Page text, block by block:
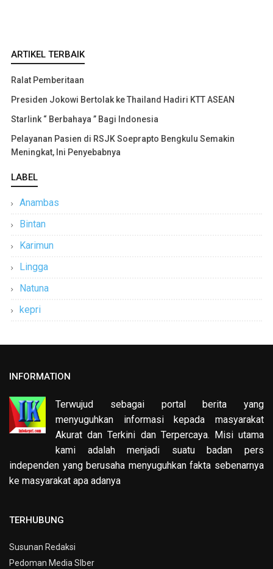
ARTIKEL TERBAIK
Ralat Pemberitaan
Presiden Jokowi Bertolak ke Thailand Hadiri KTT ASEAN
Starlink “ Berbahaya ” Bagi Indonesia
Pelayanan Pasien di RSJK Soeprapto Bengkulu Semakin
Meningkat, Ini Penyebabnya
LABEL
Anambas
Bintan
Karimun
Lingga
Natuna
kepri
INFORMATION
Terwujud sebagai portal berita yang
menyuguhkan informasi kepada masyarakat
Akurat dan Terkini dan Terpercaya. Misi utama
kami adalah menjadi suatu badan pers
independen yang berusaha menyuguhkan fakta sebenarnya
ke masyarakat apa adanya
TERHUBUNG
Susunan Redaksi
Pedoman Media SIber